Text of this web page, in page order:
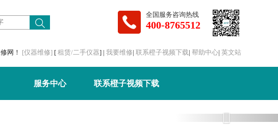
全国服务咨询热线
400-8765512
！ [仪器维修] [ 租赁/二手仪器] | 我要维修| 联系橙子视频下载| 帮助中心| 英文站
服务中心 联系橙子视频下载
Next